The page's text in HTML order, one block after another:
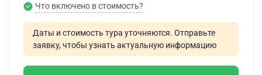
Что включено в стоимость?
Даты и стоимость тура уточняются. Отправьте
заявку, чтобы узнать актуальную информацию